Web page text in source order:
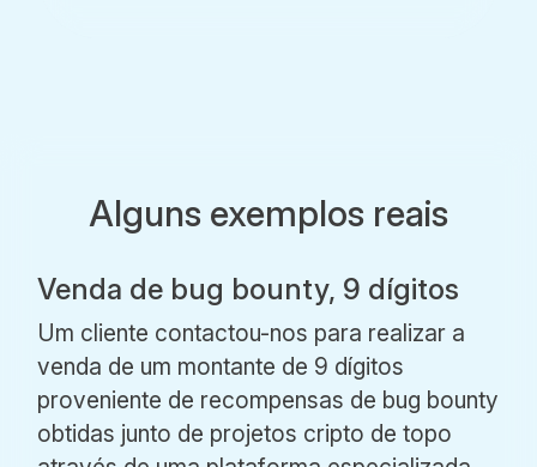
Alguns exemplos reais
Venda de bug bounty, 9 dígitos
Um cliente contactou-nos para realizar a
venda de um montante de 9 dígitos
proveniente de recompensas de bug bounty
obtidas junto de projetos cripto de topo